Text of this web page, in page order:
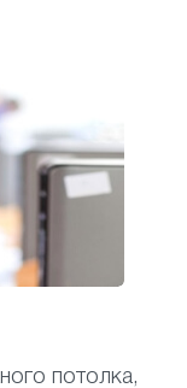
потолка,